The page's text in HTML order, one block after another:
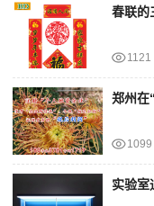
春联的
1121
郑州在
1099
实验室